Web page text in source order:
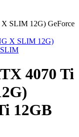
SLIM 12G) GeForce
4070 Ti
12GB